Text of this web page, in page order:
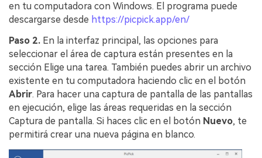
en tu computadora con Windows. El programa puede
descargarse desde https://picpick.app/en/
Paso 2. En la interfaz principal, las opciones para
seleccionar el área de captura están presentes en la
sección Elige una tarea. También puedes abrir un archivo
existente en tu computadora haciendo clic en el botón
Abrir. Para hacer una captura de pantalla de las pantallas
en ejecución, elige las áreas requeridas en la sección
Captura de pantalla. Si haces clic en el botón Nuevo, te
permitirá crear una nueva página en blanco.